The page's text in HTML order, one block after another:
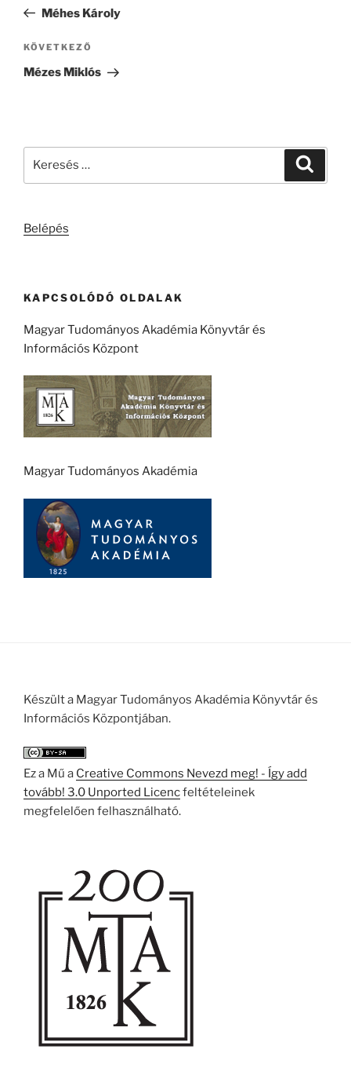
bejegyzés
Méhes Károly
Következő
bejegyzés
KÖVETKEZŐ
Mézes Miklós
Belépés
KAPCSOLÓDÓ OLDALAK
Magyar Tudományos Akadémia Könyvtár és
Információs Központ
Magyar Tudományos Akadémia
Készült a Magyar Tudományos Akadémia Könyvtár és
Információs Központjában.
Ez a Mű a Creative Commons Nevezd meg! - Így add
tovább! 3.0 Unported Licencfeltételeinek
megfelelően felhasználható.